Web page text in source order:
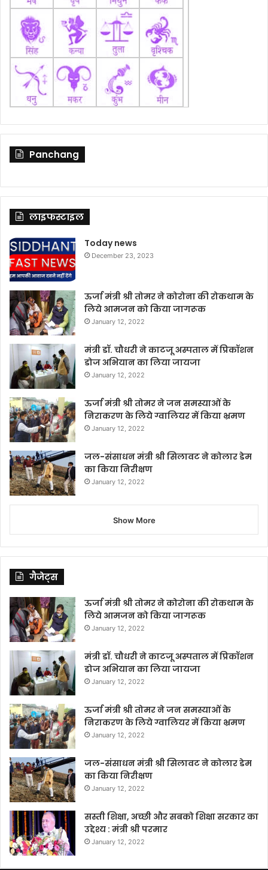
Panchang
लाइफस्टाइल
Today news
December 23, 2023
ऊर्जा मंत्री श्री तोमर ने कोरोना की रोकथाम के
लिये आमजन को किया जागरूक
January 12, 2022
मंत्री डॉ. चौधरी ने काटजू अस्पताल में प्रिकॉशन
डोज अभियान का लिया जायजा
January 12, 2022
ऊर्जा मंत्री श्री तोमर ने जन समस्याओं के
निराकरण के लिये ग्वालियर में किया भ्रमण
January 12, 2022
जल-संसाधन मंत्री श्री सिलावट ने कोलार डेम
का किया निरीक्षण
January 12, 2022
Show More
गैजेट्स
ऊर्जा मंत्री श्री तोमर ने कोरोना की रोकथाम के
लिये आमजन को किया जागरूक
January 12, 2022
मंत्री डॉ. चौधरी ने काटजू अस्पताल में प्रिकॉशन
डोज अभियान का लिया जायजा
January 12, 2022
ऊर्जा मंत्री श्री तोमर ने जन समस्याओं के
निराकरण के लिये ग्वालियर में किया भ्रमण
January 12, 2022
जल-संसाधन मंत्री श्री सिलावट ने कोलार डेम
का किया निरीक्षण
January 12, 2022
सस्ती शिक्षा, अच्छी और सबको शिक्षा सरकार का
उद्देश्य : मंत्री श्री परमार
January 12, 2022